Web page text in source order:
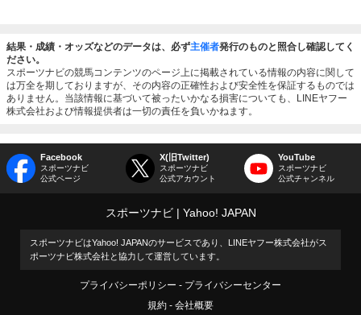
結果・成績・オッズなどのデータは、必ず主催者発行のものと照合し確認してく
ださい。
スポーツナビの競馬コンテンツのページ上に掲載されている情報の内容に関して
は万全を期しておりますが、その内容の正確性および安全性を保証するものでは
ありません。当該情報に基づいて被ったいかなる損害についても、LINEヤフー
株式会社および情報提供者は一切の責任を負いかねます。
Facebook
スポーツナビ
公式ページ
X(旧Twitter)
スポーツナビ
公式アカウント
YouTube
スポーツナビ
公式チャンネル
スポーツナビ Yahoo! JAPAN
スポーツナビはYahoo! JAPANのサービスであり、LINEヤフー株式会社がス
ポーツナビ株式会社と協力して運営しています。
プライバシーポリシー
プライバシーセンター
規約
会社概要